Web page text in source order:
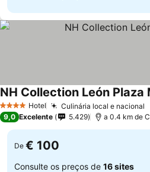
4 EstrelasHotel Culinária local e nacional
NH Collection León Plaza
9,0 Excelente 5.429 a 0.4 km de
De € 100
Consulte os preços de 16 sites